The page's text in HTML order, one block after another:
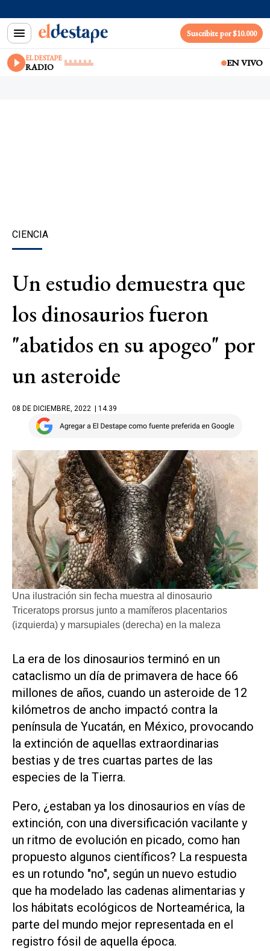
Suscribite por $10.000
EL DESTAPE
RADIO EN VIVO
CIENCIA
Un estudio demuestra que
los dinosaurios fueron
"abatidos en su apogeo" por
un asteroide
08 DE DICIEMBRE, 2022 | 14.39
Una ilustración sin fecha muestra al dinosaurio
Triceratops prorsus junto a mamíferos placentarios
(izquierda) y marsupiales (derecha) en la maleza
La era de los dinosaurios terminó en un
cataclismo un día de primavera de hace 66
millones de años, cuando un asteroide de 12
kilómetros de ancho impactó contra la
península de Yucatán, en México, provocando
la extinción de aquellas extraordinarias
bestias y de tres cuartas partes de las
especies de la Tierra.
Pero, ¿estaban ya los dinosaurios en vías de
extinción, con una diversificación vacilante y
un ritmo de evolución en picado, como han
propuesto algunos científicos? La respuesta
es un rotundo "no", según un nuevo estudio
que ha modelado las cadenas alimentarias y
los hábitats ecológicos de Norteamérica, la
parte del mundo mejor representada en el
registro fósil de aquella época.